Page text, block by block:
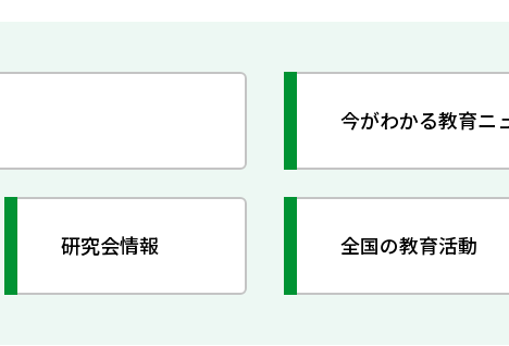
今がわかる教育ニ
研究会情報 全国の教育活動